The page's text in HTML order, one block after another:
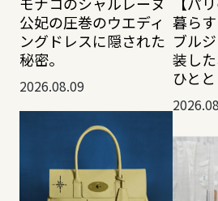
公妃の圧巻のウエディ
ングドレスに隠された
秘密。
2026.08.09
暮ら
ブル
装し
ひとと